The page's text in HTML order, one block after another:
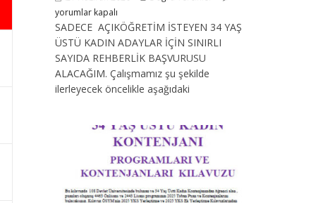
yorumlar kapalı
SADECE AÇIKÖĞRETİM İSTEYEN 34 YAŞ
ÜSTÜ KADIN ADAYLAR İÇİN SINIRLI
SAYIDA REHBERLİK BAŞVURUSU
ALACAĞIM. Çalışmamız şu şekilde
ilerleyecek öncelikle aşağıdaki